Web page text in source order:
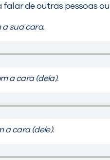
de outras pessoas
a sua cara.
a cara (dela).
a cara (dele).